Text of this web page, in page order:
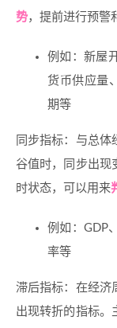
势，提前进行预警
例如：新屋
货币供应量
期等
同步指标：与总体
谷值时，同步出现
时状态，可以用来
例如：GDP
率等
滞后指标：在经济
出现转折的指标。